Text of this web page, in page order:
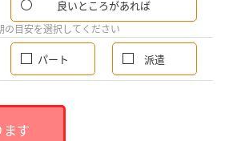
良いところがあれば
の目安を選択してください
パート 派遣
す